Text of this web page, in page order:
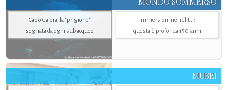
Capo Galera, la "prigione"
sognata da ogni subacqueo
Immersioni nei relitti:
questa è profonda 150 anni
MUSEI